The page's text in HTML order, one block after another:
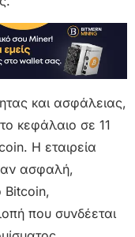
και ασφάλειας,
κεφάλαιο σε 11
Η εταιρεία
ασφαλή,
Bitcoin,
που συνδέεται